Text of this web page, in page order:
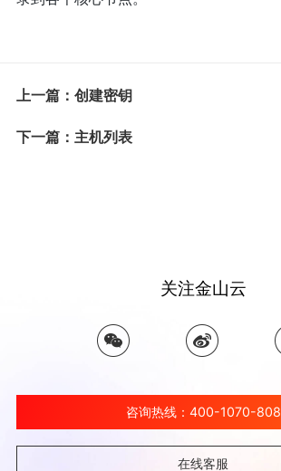
上一篇：创建密钥
下一篇：主机列表
关注金山云
咨询热线：400-1070-808
在线客服